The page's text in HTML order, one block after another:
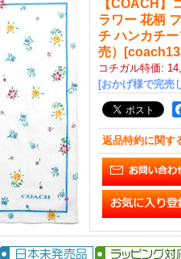
【COACH】
ラワー 花柄
チ ハンカチ
売）
[
コチガル特価:
[おかげ様で完売
返品特約に関す